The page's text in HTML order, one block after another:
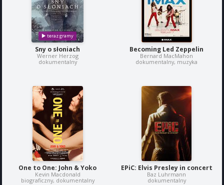
Sny o słoniach
Werner Herzog
dokumentalny
Becoming Led Zeppelin
Bernard MacMahon
dokumentalny, muzyka
One to One: John & Yoko
Kevin Macdonald
biograficzny, dokumentalny
EPiC: Elvis Presley in concert
Baz Luhrmann
dokumentalny